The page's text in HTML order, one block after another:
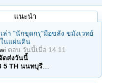
แนะนำ
เล่า "นักขุดกรุ"มือขลัง ขมังเวทย์
นแผ่นดิน
ตอบ วันนี้เมื่อ 14:11
ดส่งวันนี้
5 TH นนทบุรี…